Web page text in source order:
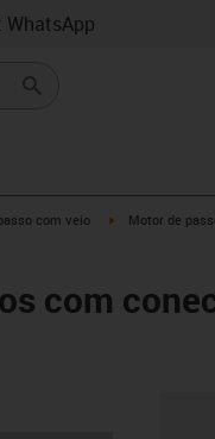
right com veio igus-icon-arrow-
Motor de
com